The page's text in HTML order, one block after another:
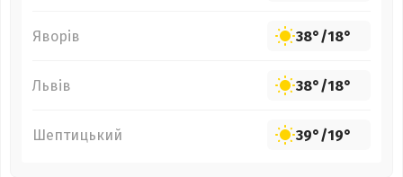
Яворів 38°/18°
Львів 38°/18°
Шептицький 39°/19°